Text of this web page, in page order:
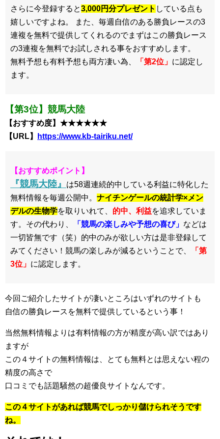
さらに今登録すると3,000円分プレゼント している点も
嬉しいですよね。 また、毎週自信のある勝負レースの3
連複を無料で提供してくれるのでまずはこの勝負レース
の3連複を無料でお試しされる事をおすすめします。
無料予想も有料予想も両方凄い為、
「第2位」 に認定し
ます。
【第3位】競馬大陸
【おすすめ度】★★★★★★
【URL】
https://www.kb-tairiku.net/
【おすすめポイント】
『競馬大陸』
は58週連続的中している利益に特化した
無料情報を毎週公開中。 ナイチンゲールの統計学×メン
デルの生物学を取りいれて、 的中、利益を追求していま
す。その代わり、
「競馬の楽しみや予想の喜び」 などは
一切皆無です（笑）的中のみが欲しい方は是非登録して
みてください！競馬の楽しみが減るということで、
「第
3位」 に認定します。
今回ご紹介したサイトが凄いところはいずれのサイトも
自信の勝負レースを無料で提供しているという事！
当然無料情報よりは有料情報の方が精度が高い訳ではあり
ますが
この４サイトの無料情報は、とても無料とは思えない程の
精度の高さで
口コミでも話題騒然の超優良サイトなんです。
この４サイトがあれば競馬でしっかり儲けられそうです
ね。